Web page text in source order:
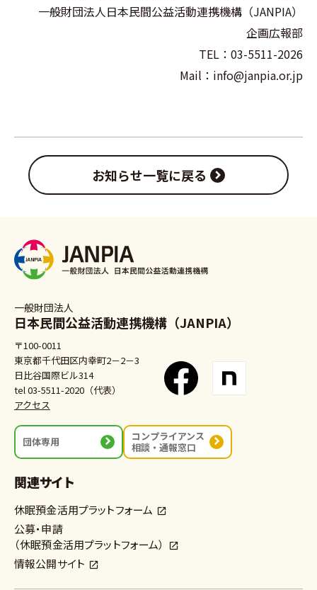
一般財団法人日本民間公益活動連携機構（JANPIA）
企画広報部
TEL：03-5511-2026
Mail：info@janpia.or.jp
お知らせ一覧に戻る
一般財団法人
日本民間公益活動連携機構（JANPIA）
〒100-0011
東京都千代田区内幸町2－2－3
日比谷国際ビル314
tel 03-5511-2020（代表）
アクセス
団体専用
コンプライアンス
相談・通報窓口
関連サイト
休眠預金活用プラットフォーム
公募・申請
（休眠預金活用プラットフォーム）
情報公開サイト